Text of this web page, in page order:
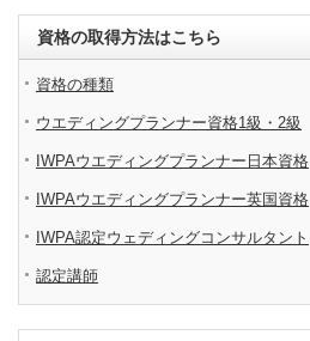
資格の取得方法はこちら
資格の種類
ウエディングプランナー資格1級・2級
IWPAウエディングプランナー日本資格
IWPAウエディングプランナー英国資格
IWPA認定ウェディングコンサルタント
認定講師